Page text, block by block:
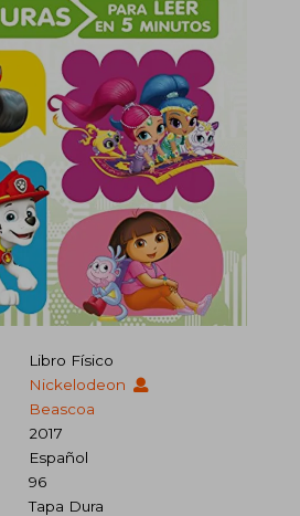
Libro Físico
Nickelodeon
Beascoa
2017
Español
96
Tapa Dura